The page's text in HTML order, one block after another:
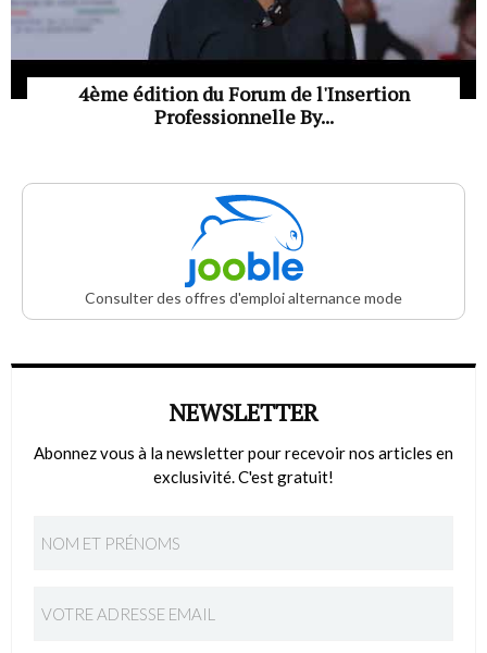
4ème édition du Forum de l'Insertion
Professionnelle By...
Consulter des offres d'emploi alternance mode
NEWSLETTER
Abonnez vous à la newsletter pour recevoir nos articles en
exclusivité. C'est gratuit!